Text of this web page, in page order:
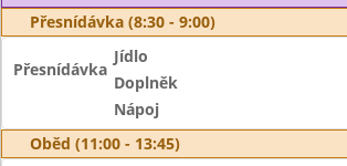
Přesnídávka (8:30 - 9:00)
Přesnídávka
Jídlo
Doplněk
Nápoj
Oběd (11:00 - 13:45)